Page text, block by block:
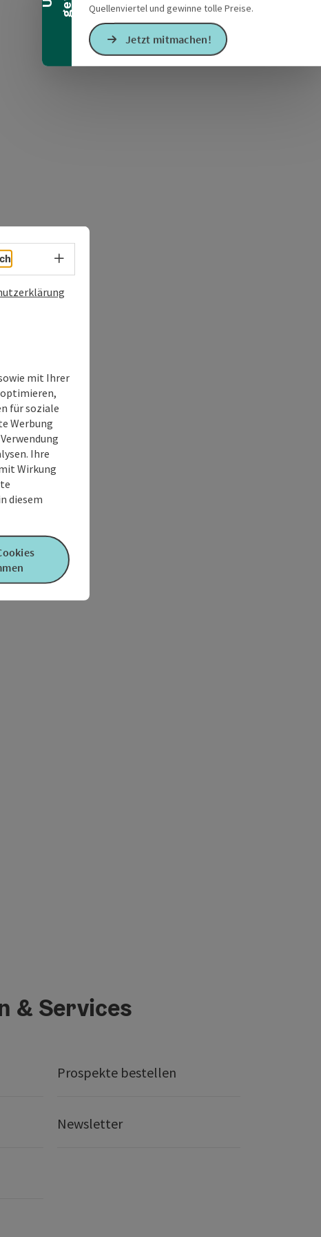
Quellenviertel und gewinne tolle Preise.
Jetzt mitmachen!
öffnen
Maps öffnen
& Services
Prospekte bestellen
Newsletter
Sprachwahl - Menü öffnen
mit Ihrer
optimieren,
für soziale
Werbung
Ihre
Wirkung
diesem